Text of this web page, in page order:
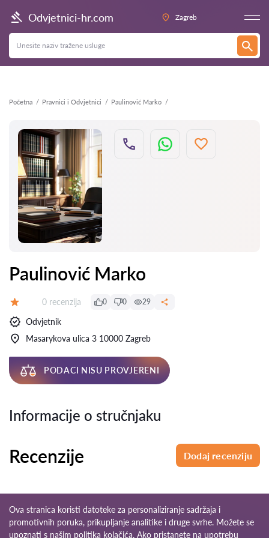
Odvjetnici-hr.com Zagreb
Početna Pravnici i Odvjetnici Paulinović Marko
Natrag
Paulinović Marko
Recenzija:
0 recenzija 0 0 29
Odvjetnik
Masarykova ulica 3 10000 Zagreb
PODACI NISU PROVJERENI
Informacije o stručnjaku
Recenzije Dodaj recenziju
Ova stranica koristi datoteke za personaliziranje sadržaja i
promotivnih poruka, prikupljanje analitike i druge svrhe. Možete se
upoznati s našim politika kolačića. Ako pristanete na upotrebu